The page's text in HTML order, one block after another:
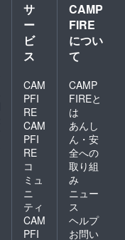
サ
ー
ビ
ス
CAM
PFI
RE
CAM
PFI
RE
コ
ミュ
ニ
ティ
CAM
PFI
CAMP
FIRE
につい
て
CAMP
FIREと
は
あんし
ん・安
全への
取り組
み
ニュー
ス
ヘルプ
お問い